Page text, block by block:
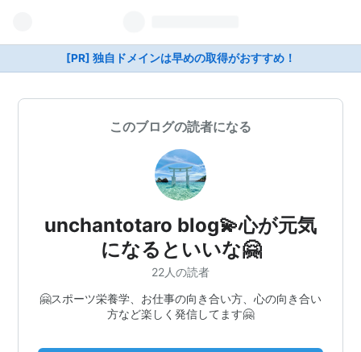
[PR] 独自ドメインは早めの取得がおすすめ！
このブログの読者になる
unchantotaro blog💫心が元気
になるといいな🤗
22人の読者
🤗スポーツ栄養学、お仕事の向き合い方、心の向き合い
方など楽しく発信してます🤗